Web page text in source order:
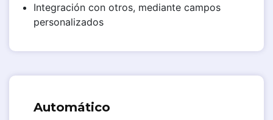
Integración con otros, mediante campos
personalizados
Automático